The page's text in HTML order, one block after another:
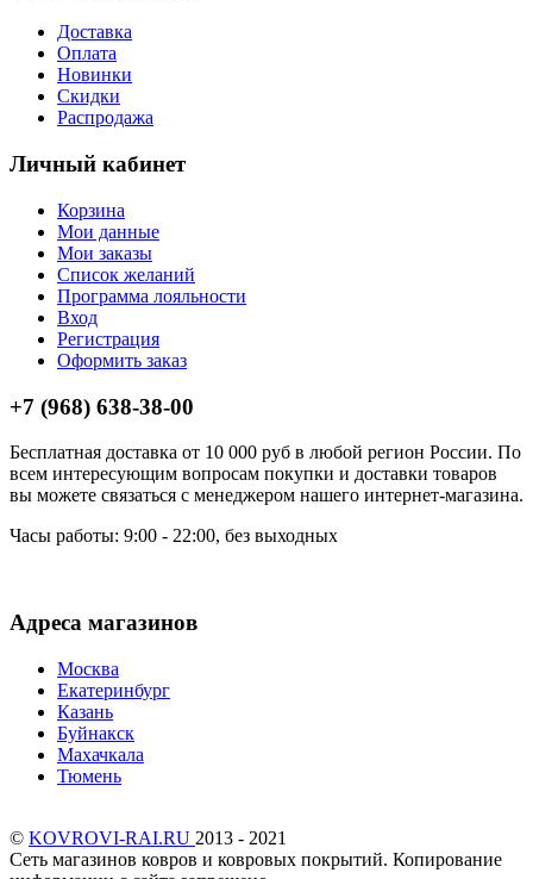
Доставка
Оплата
Новинки
Скидки
Распродажа
Личный кабинет
Корзина
Мои данные
Мои заказы
Список желаний
Программа лояльности
Вход
Регистрация
Оформить заказ
+7 (968) 638-38-00
Бесплатная доставка от 10 000 руб в любой регион России. По
всем интересующим вопросам покупки и доставки товаров
вы можете связаться с менеджером нашего интернет-магазина.
Часы работы: 9:00 - 22:00, без выходных
Адреса магазинов
Москва
Екатеринбург
Казань
Буйнакск
Махачкала
Тюмень
© KOVROVI-RAI.RU 2013 - 2021
Сеть магазинов ковров и ковровых покрытий. Копирование